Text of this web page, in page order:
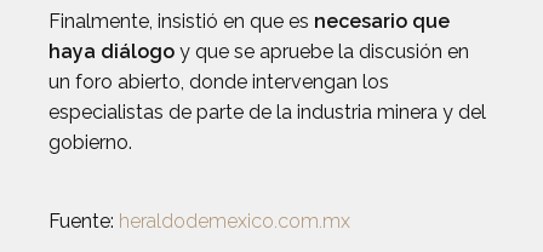
Finalmente, insistió en que es necesario que
haya diálogo y que se apruebe la discusión en
un foro abierto, donde intervengan los
especialistas de parte de la industria minera y del
gobierno.
Fuente: heraldodemexico.com.mx